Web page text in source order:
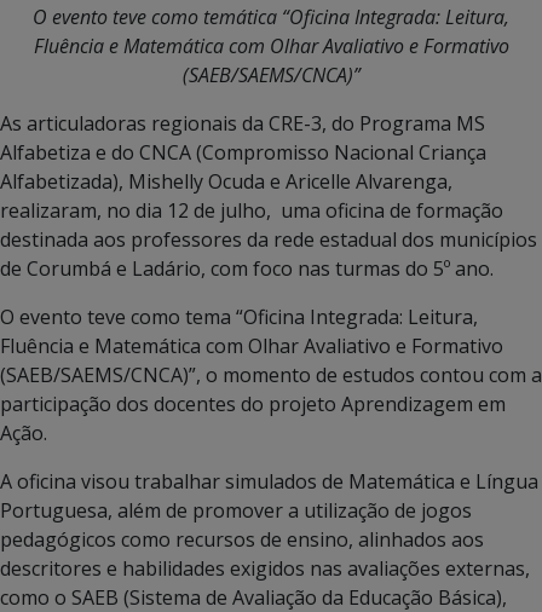
O evento teve como temática “Oficina Integrada: Leitura,
Fluência e Matemática com Olhar Avaliativo e Formativo
(SAEB/SAEMS/CNCA)”
As articuladoras regionais da CRE-3, do Programa MS
Alfabetiza e do CNCA (Compromisso Nacional Criança
Alfabetizada), Mishelly Ocuda e Aricelle Alvarenga,
realizaram, no dia 12 de julho, uma oficina de formação
destinada aos professores da rede estadual dos municípios
de Corumbá e Ladário, com foco nas turmas do 5º ano.
O evento teve como tema “Oficina Integrada: Leitura,
Fluência e Matemática com Olhar Avaliativo e Formativo
(SAEB/SAEMS/CNCA)”, o momento de estudos contou com a
participação dos docentes do projeto Aprendizagem em
Ação.
A oficina visou trabalhar simulados de Matemática e Língua
Portuguesa, além de promover a utilização de jogos
pedagógicos como recursos de ensino, alinhados aos
descritores e habilidades exigidos nas avaliações externas,
como o SAEB (Sistema de Avaliação da Educação Básica),